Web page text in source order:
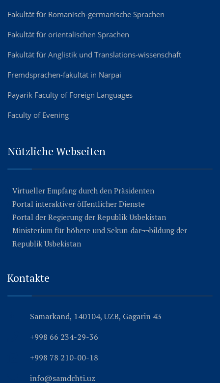
Fakultät für Romanisch-germanische Sprachen
Fakultät für orientalischen Sprachen
Fakultät für Anglistik und Translations-wissenschaft
Fremdsprachen-fakultät in Narpai
Payarik Faculty of Foreign Languages
Faculty of Evening
Nützliche Webseiten
Virtueller Empfang durch den Präsidenten
Portal interaktiver öffentlicher Dienste
Portal der Regierung der Republik Usbekistan
Ministerium für höhere und Sekun-dar¬¬bildung der
Republik Usbekistan
Kontakte
Samarkand, 140104, UZB, Gagarin 43
+998 66 234-29-36
+998 78 210-00-18
info@samdchti.uz